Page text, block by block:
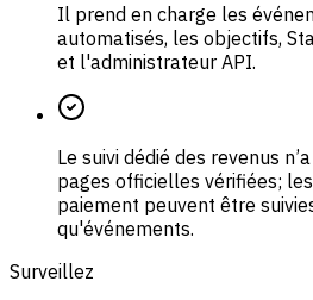
Il prend en charge les
automatisés, les objectifs,
et l'administrateur API.
Le suivi dédié des revenus
pages officielles vérifiées;
paiement peuvent être
qu'événements.
Surveillez